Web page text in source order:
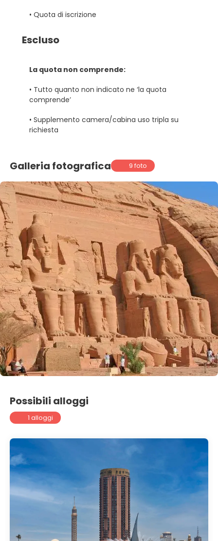
• Quota di iscrizione
Escluso
La quota non comprende:
• Tutto quanto non indicato ne ‘la quota
comprende’
• Supplemento camera/cabina uso tripla su
richiesta
Galleria fotografica 9 foto
Possibili alloggi
1 alloggi